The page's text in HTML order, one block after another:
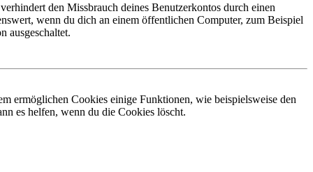
den Missbrauch deines Benutzerkontos durch einen
wenn du dich an einem öffentlichen Computer, zum Beispiel
ausgeschaltet.
ermöglichen Cookies einige Funktionen, wie beispielsweise den
es helfen, wenn du die Cookies löscht.